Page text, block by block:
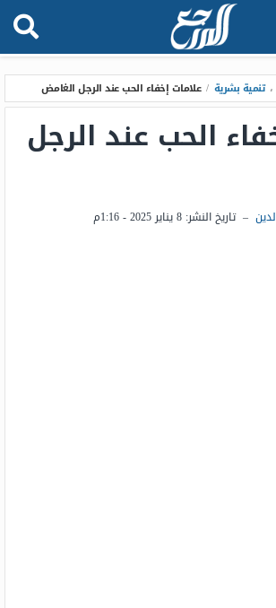
، تنمية بشرية / علامات إخفاء الحب عند الرجل الغامض
الحب عند الرجل
– تاريخ النشر: 8 يناير 2025 - 1:16م